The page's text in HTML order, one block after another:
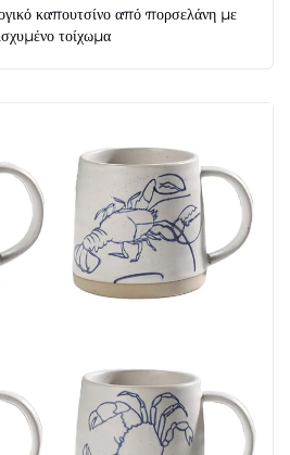
καπουτσίνο από πορσελάνη με
τοίχωμα